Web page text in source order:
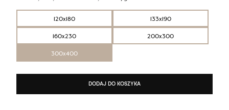
120x180
133x190
160x230
200x300
300x400
DODAJ DO KOSZYKA